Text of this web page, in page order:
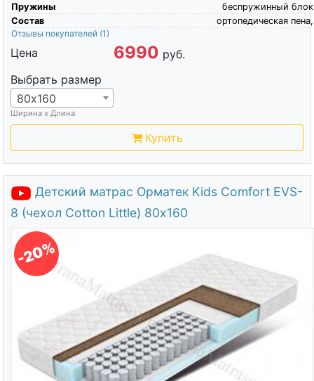
Пружины
беспружинный блок
Состав
ортопедическая пена,
Отзывы покупателей (1)
Цена 6990 руб.
Выбрать размер
80х160
Ширина х Длина
Купить
Детский матрас Орматек Kids Comfort EVS-
8 (чехол Cotton Little) 80х160
-20%